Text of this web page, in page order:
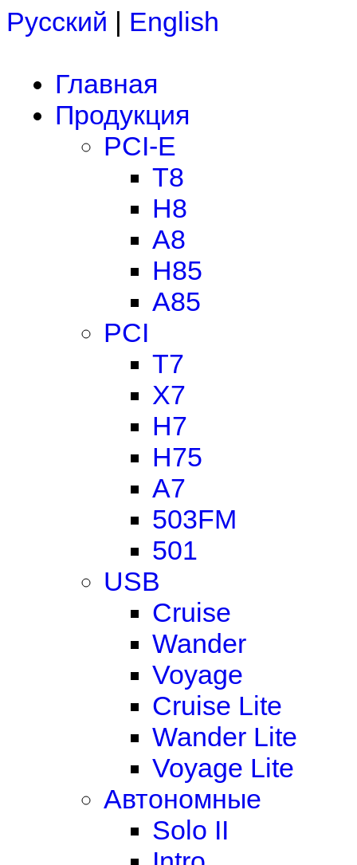
Русский | English
Главная
Продукция
PCI-E
T8
H8
A8
H85
A85
PCI
T7
X7
H7
H75
A7
503FM
501
USB
Cruise
Wander
Voyage
Cruise Lite
Wander Lite
Voyage Lite
Автономные
Solo II